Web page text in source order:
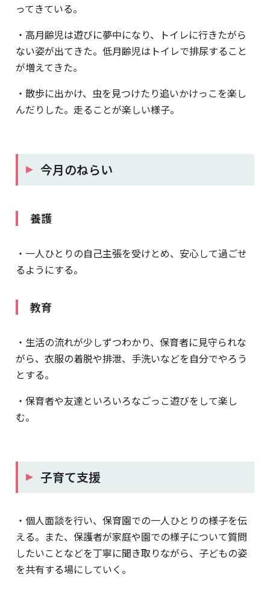
ってきている。
・高月齢児は遊びに夢中になり、トイレに行きたがら
ない姿が出てきた。低月齢児はトイレで排尿すること
が増えてきた。
・散歩に出かけ、虫を見つけたり追いかけっこを楽し
んだりした。走ることが楽しい様子。
今月のねらい
養護
・一人ひとりの自己主張を受けとめ、安心して過ごせ
るようにする。
教育
・生活の流れが少しずつわかり、保育者に見守られな
がら、衣服の着脱や排泄、手洗いなどを自分でやろう
とする。
・保育者や友達といろいろなごっこ遊びをして楽し
む。
子育て支援
・個人面談を行い、保育園での一人ひとりの様子を伝
える。また、保護者が家庭や園での様子について質問
したいことなどを丁寧に聞き取りながら、子どもの姿
を共有する場にしていく。